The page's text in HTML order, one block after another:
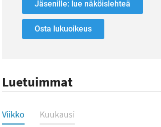
Jäsenille: lue näköislehteä
Osta lukuoikeus
Luetuimmat
Luetuimmat
Viikko Kuukausi